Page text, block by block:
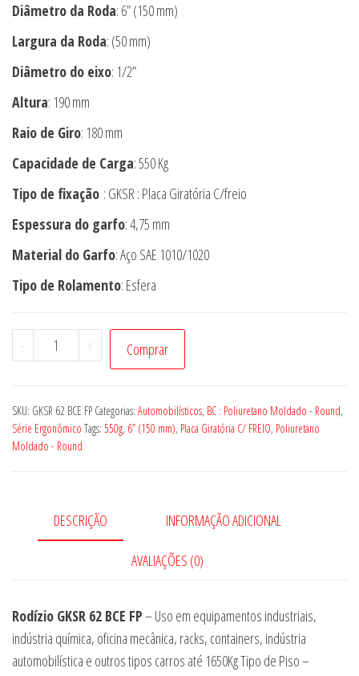
Diâmetro da Roda: 6” (150 mm)
Largura da Roda: (50 mm)
Diâmetro do eixo: 1/2”
Altura: 190 mm
Raio de Giro: 180 mm
Capacidade de Carga: 550 Kg
Tipo de fixação : GKSR : Placa Giratória C/freio
Espessura do garfo: 4,75 mm
Material do Garfo: Aço SAE 1010/1020
Tipo de Rolamento: Esfera
-
Rodízio
GKSR
BCE
FP
quantidade
+ Comprar
SKU: GKSR 62 BCE FP Categorias: Automobilísticos, BC : Poliuretano Moldado - Round,
Série Ergonômico Tags: 550g, 6” (150 mm), Placa Giratória C/ FREIO, Poliuretano
Moldado - Round
DESCRIÇÃO INFORMAÇÃO ADICIONAL
AVALIAÇÕES (0)
Rodízio GKSR 62 BCE FP– Uso em equipamentos industriais,
indústria química, oficina mecânica, racks, containers, indústria
automobilística e outros tipos carros até 1650Kg Tipo de Piso –